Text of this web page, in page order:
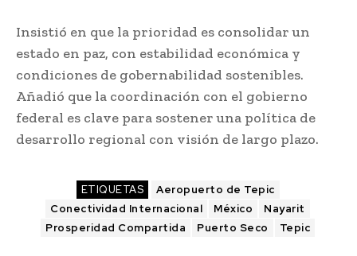
Insistió en que la prioridad es consolidar un
estado en paz, con estabilidad económica y
condiciones de gobernabilidad sostenibles.
Añadió que la coordinación con el gobierno
federal es clave para sostener una política de
desarrollo regional con visión de largo plazo.
ETIQUETAS
Aeropuerto de Tepic
Conectividad Internacional
México
Nayarit
Prosperidad Compartida
Puerto Seco Tepic